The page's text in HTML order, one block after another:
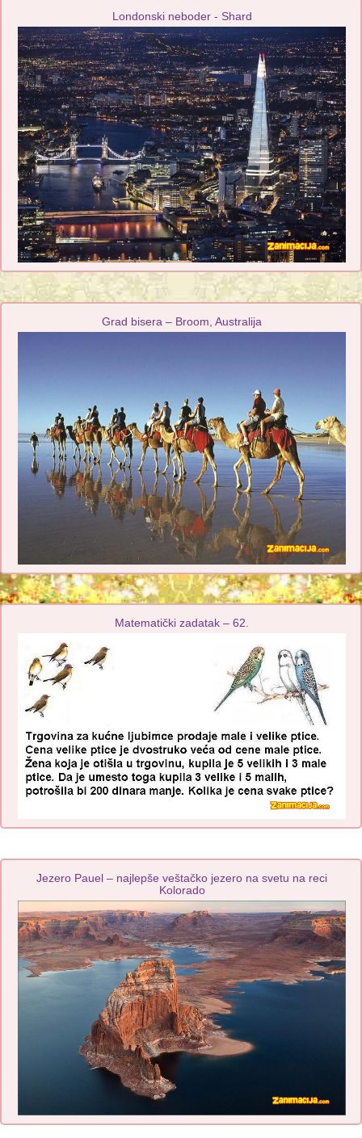
Londonski neboder - Shard
Grad bisera – Broom, Australija
Matematički zadatak – 62.
Jezero Pauel – najlepše veštačko jezero na svetu na reci
Kolorado